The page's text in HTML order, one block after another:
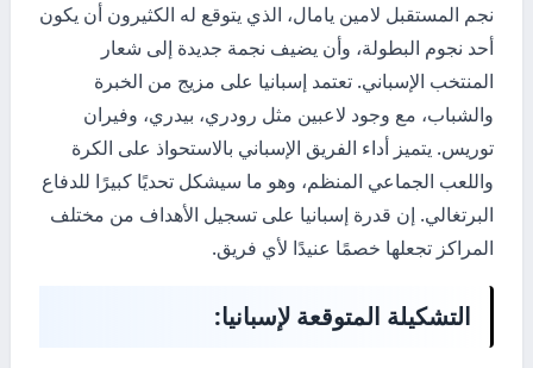
نجم المستقبل لامين يامال، الذي يتوقع له الكثيرون أن يكون
أحد نجوم البطولة، وأن يضيف نجمة جديدة إلى شعار
المنتخب الإسباني. تعتمد إسبانيا على مزيج من الخبرة
والشباب، مع وجود لاعبين مثل رودري، بيدري، وفيران
توريس. يتميز أداء الفريق الإسباني بالاستحواذ على الكرة
واللعب الجماعي المنظم، وهو ما سيشكل تحديًا كبيرًا للدفاع
البرتغالي. إن قدرة إسبانيا على تسجيل الأهداف من مختلف
المراكز تجعلها خصمًا عنيدًا لأي فريق.
التشكيلة المتوقعة لإسبانيا: